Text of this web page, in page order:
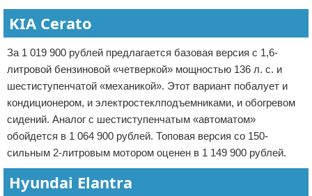
KIA Cerato
За 1 019 900 рублей предлагается базовая версия с 1,6-
литровой бензиновой «четверкой» мощностью 136 л. с. и
шестиступенчатой «механикой». Этот вариант побалует и
кондиционером, и электростеклподъемниками, и обогревом
сидений. Аналог с шестиступенчатым «автоматом»
обойдется в 1 064 900 рублей. Топовая версия со 150-
сильным 2-литровым мотором оценен в 1 149 900 рублей.
Hyundai Elantra